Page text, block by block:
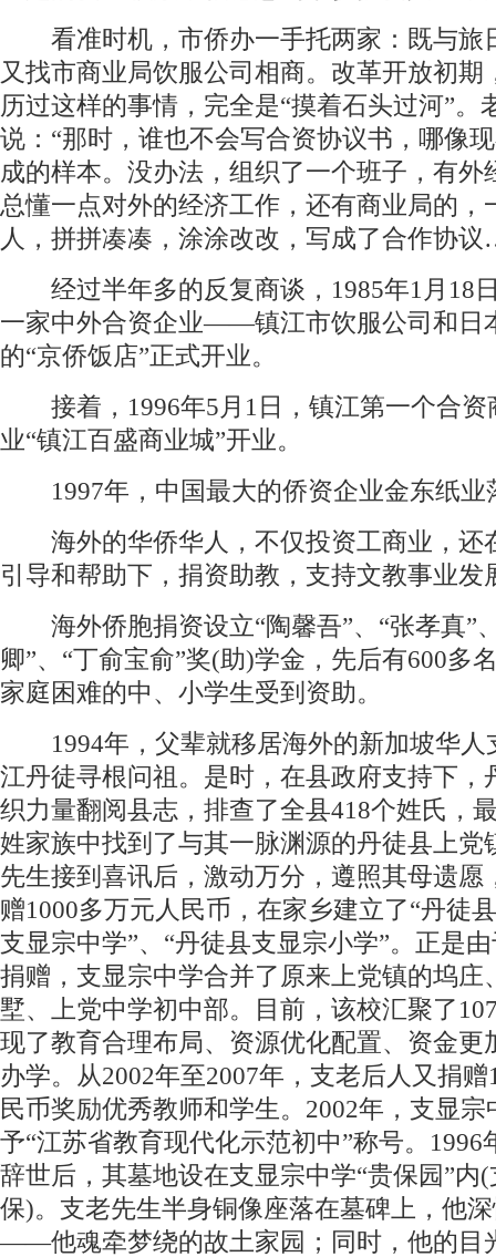
看准时机，市侨办一手托两家：既与旅
又找市商业局饮服公司相商。改革开放初期
历过这样的事情，完全是“摸着石头过河”。
说：“那时，谁也不会写合资协议书，哪像
成的样本。没办法，组织了一个班子，有外
总懂一点对外的经济工作，还有商业局的，
人，拼拼凑凑，涂涂改改，写成了合作协
经过半年多的反复商谈，1985年1月18
一家中外合资企业——镇江市饮服公司和日
的“京侨饭店”正式开业。
接着，1996年5月1日，镇江第一个合资
业“镇江百盛商业城”开业。
1997年，中国最大的侨资企业金东纸业
海外的华侨华人，不仅投资工商业，还
引导和帮助下，捐资助教，支持文教事业发
海外侨胞捐资设立“陶馨吾”、“张孝真”
卿”、“丁俞宝俞”奖(助)学金，先后有600多
家庭困难的中、小学生受到资助。
1994年，父辈就移居海外的新加坡华人
江丹徒寻根问祖。是时，在县政府支持下，
织力量翻阅县志，排查了全县418个姓氏，
姓家族中找到了与其一脉渊源的丹徒县上党
先生接到喜讯后，激动万分，遵照其母遗愿
赠1000多万元人民币，在家乡建立了“丹徒
支显宗中学”、“丹徒县支显宗小学”。正是
捐赠，支显宗中学合并了原来上党镇的坞庄
墅、上党中学初中部。目前，该校汇聚了
现了教育合理布局、资源优化配置、资金更
办学。从2002年至2007年，支老后人又捐赠
民币奖励优秀教师和学生。2002年，支显宗
予“江苏省教育现代化示范初中”称号。1996
辞世后，其墓地设在支显宗中学“贵保园”内
保)。支老先生半身铜像座落在墓碑上，他
——他魂牵梦绕的故土家园；同时，他的目